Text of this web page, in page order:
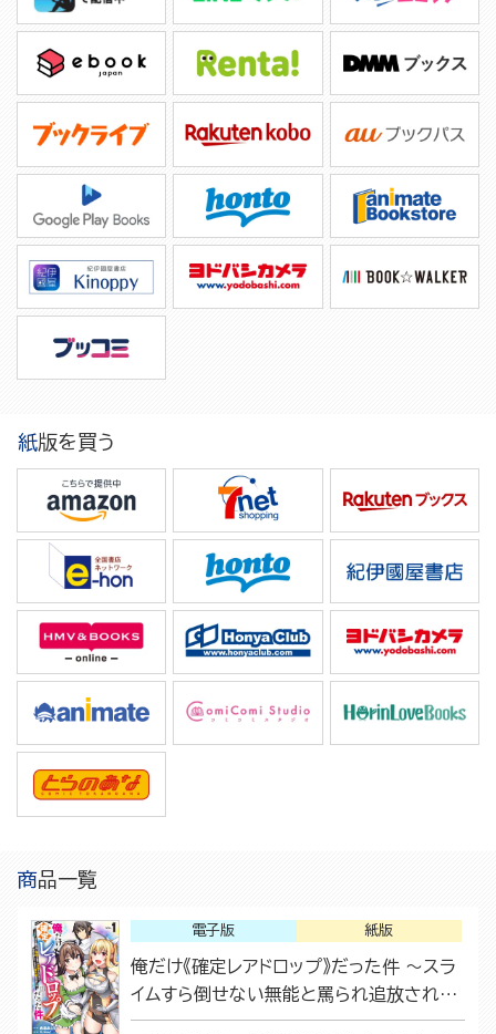
紙版を買う
商品一覧
紙版
電子版
俺だけ《確定レアドロップ》だった件 ～スラ
イムすら倒せない無能と罵られ追放された
けど、初めて倒した一匹から強武器落ちま